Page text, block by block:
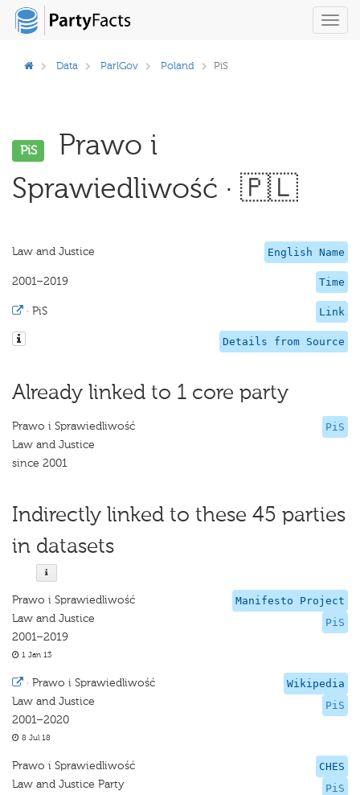
Data ParlGov Poland PiS
PiS
Prawo i
Sprawiedliwość · 🇵🇱
English Name
Law and Justice
Time
2001–2019
Link
· PiS
Details from Source
Already linked to 1 core party
PiS
Prawo i Sprawiedliwość
Law and Justice
since 2001
Indirectly linked to these 45 parties
in datasets
Manifesto Project
PiS
Prawo i Sprawiedliwość
Law and Justice
2001–2019
1 Jan 13
Wikipedia
PiS
· Prawo i Sprawiedliwość
Law and Justice
2001–2020
8 Jul 18
CHES
PiS
Prawo i Sprawiedliwość
Law and Justice Party